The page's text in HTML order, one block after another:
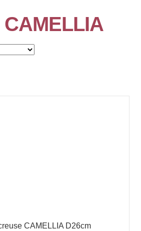
CAMELLIA D26cm